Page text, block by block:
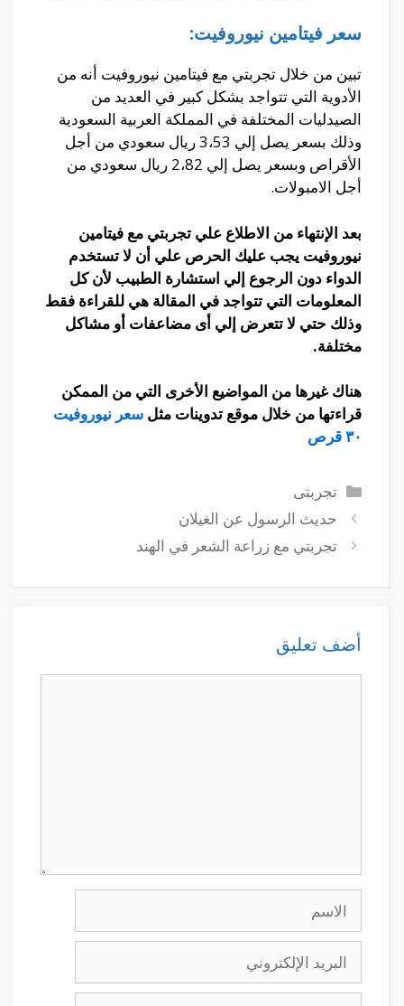
سعر فيتامين نيوروفيت:
تبين من خلال تجربتي مع فيتامين نيوروفيت أنه من
الأدوية التي تتواجد بشكل كبير في العديد من
الصيدليات المختلفة في المملكة العربية السعودية
وذلك بسعر يصل إلي 3،53 ريال سعودي من أجل
الأقراص وبسعر يصل إلي 2،82 ريال سعودي من
أجل الامبولات.
بعد الإنتهاء من الاطلاع علي تجربتي مع فيتامين
نيوروفيت يجب عليك الحرص علي أن لا تستخدم
الدواء دون الرجوع إلي استشارة الطبيب لأن كل
المعلومات التي تتواجد في المقالة هي للقراءة فقط
وذلك حتي لا تتعرض إلي أى مضاعفات أو مشاكل
مختلفة.
هناك غيرها من المواضيع الأخرى التي من الممكن
قراءتها من خلال موقع تدوينات مثل سعر نيوروفيت
٣٠ قرص
التصنيفات
تجربتى
حديث الرسول عن الغيلان
تجربتي مع زراعة الشعر في الهند
أضف تعليق
الاسم
البريد
الإلكتروني